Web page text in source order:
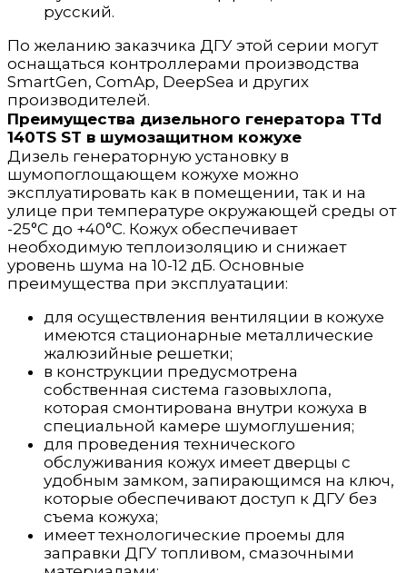
русский.
По желанию заказчика ДГУ этой серии могут
оснащаться контроллерами производства
SmartGen, ComAp, DeepSea и других
производителей.
Преимущества дизельного генератора TTd
140TS ST в шумозащитном кожухе
Дизель генераторную установку в
шумопоглощающем кожухе можно
эксплуатировать как в помещении, так и на
улице при температуре окружающей среды от
-25°С до +40°С. Кожух обеспечивает
необходимую теплоизоляцию и снижает
уровень шума на 10-12 дБ. Основные
преимущества при эксплуатации:
для осуществления вентиляции в кожухе
имеются стационарные металлические
жалюзийные решетки;
в конструкции предусмотрена
собственная система газовыхлопа,
которая смонтирована внутри кожуха в
специальной камере шумоглушения;
для проведения технического
обслуживания кожух имеет дверцы с
удобным замком, запирающимся на ключ,
которые обеспечивают доступ к ДГУ без
съема кожуха;
имеет технологические проемы для
заправки ДГУ топливом, смазочными